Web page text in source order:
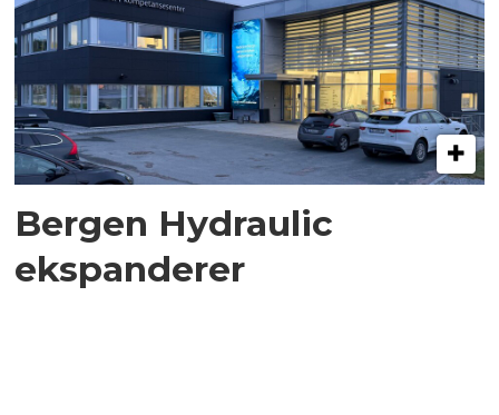
Bergen Hydraulic
ekspanderer